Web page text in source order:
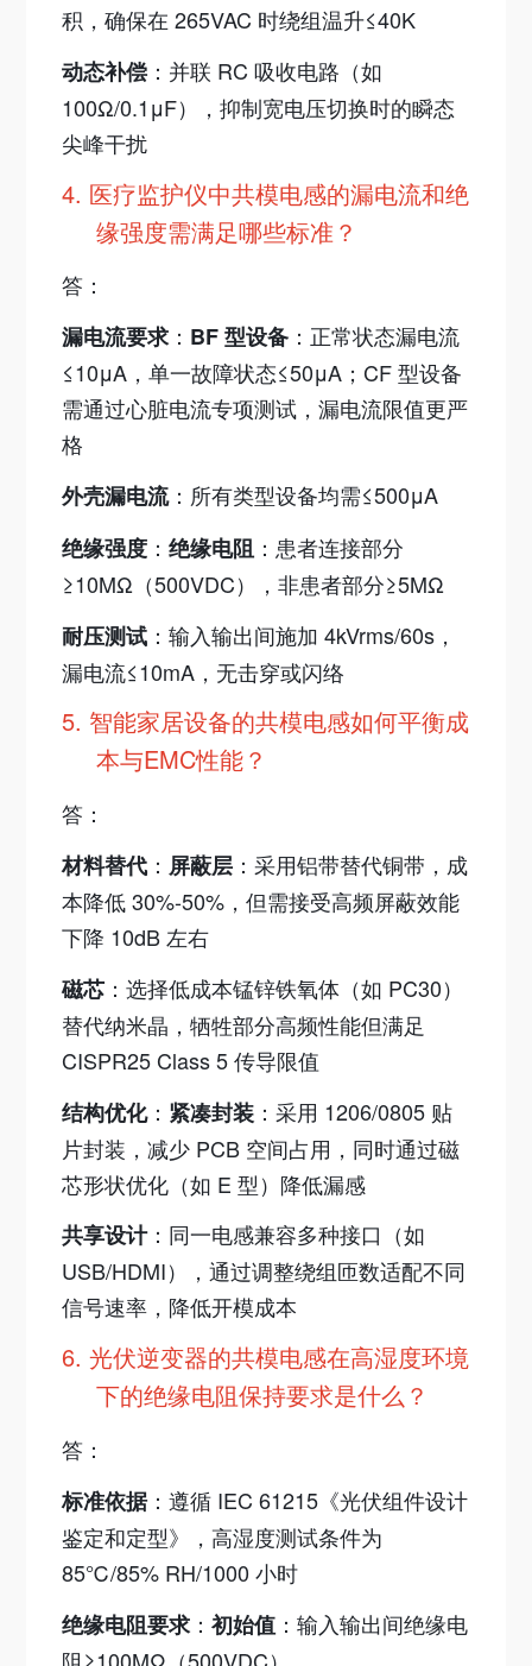
积，确保在 265VAC 时绕组温升≤40K
动态补偿 ：并联 RC 吸收电路（如
100Ω/0.1μF），抑制宽电压切换时的瞬态
尖峰干扰
4. 医疗监护仪中共模电感的漏电流和绝
缘强度需满足哪些标准？
答：
漏电流要求 ： BF 型设备 ：正常状态漏电流
≤10μA，单一故障状态≤50μA；CF 型设备
需通过心脏电流专项测试，漏电流限值更严
格
外壳漏电流：所有类型设备均需≤500μA
绝缘强度 ：绝缘电阻 ：患者连接部分
≥10MΩ（500VDC），非患者部分≥5MΩ
耐压测试 ：输入输出间施加 4kVrms/60s，
漏电流≤10mA，无击穿或闪络
5. 智能家居设备的共模电感如何平衡成
本与EMC性能？​
答：
材料替代 ： 屏蔽层 ：采用铝带替代铜带，成
本降低 30%-50%，但需接受高频屏蔽效能
下降 10dB 左右
磁芯 ：选择低成本锰锌铁氧体（如 PC30）
替代纳米晶，牺牲部分高频性能但满足
CISPR25 Class 5 传导限值
结构优化： 紧凑封装 ：采用 1206/0805 贴
片封装，减少 PCB 空间占用，同时通过磁
芯形状优化（如 E 型）降低漏感
共享设计：同一电感兼容多种接口（如
USB/HDMI），通过调整绕组匝数适配不同
信号速率，降低开模成本
6.光伏逆变器的共模电感在高湿度环境
下的绝缘电阻保持要求是什么？
答：
标准依据：遵循 IEC 61215《光伏组件设计
鉴定和定型》，高湿度测试条件为
85℃/85% RH/1000 小时
绝缘电阻要求 ：初始值 ：输入输出间绝缘电
阻≥100MΩ（500VDC）